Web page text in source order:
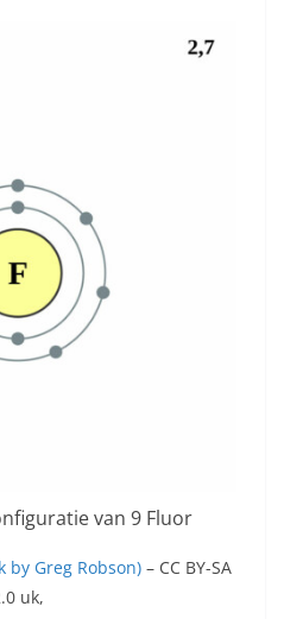
van 9 Fluor
by Greg Robson) – CC BY-SA
uk,